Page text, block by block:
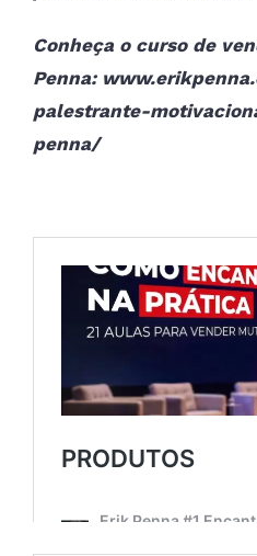
Conheça o curso de
Penna:
palestrante-
penna/